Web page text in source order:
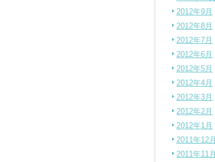
2012年9月
2012年8月
2012年7月
2012年6月
2012年5月
2012年4月
2012年3月
2012年2月
2012年1月
2011年12月
2011年11月